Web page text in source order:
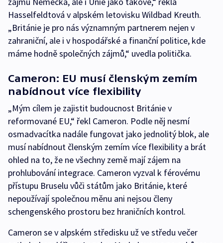
Hasselfeldtová v alpském letovisku Wildbad Kreuth.
„Británie je pro nás významným partnerem nejen v
zahraniční, ale i v hospodářské a finanční politice, kde
máme hodně společných zájmů,“ uvedla politička.
Cameron: EU musí členským zemím
nabídnout více flexibility
„Mým cílem je zajistit budoucnost Británie v
reformované EU,“ řekl Cameron. Podle něj nesmí
osmadvacítka nadále fungovat jako jednolitý blok, ale
musí nabídnout členským zemím více flexibility a brát
ohled na to, že ne všechny země mají zájem na
prohlubování integrace. Cameron vyzval k férovému
přístupu Bruselu vůči státům jako Británie, které
nepoužívají společnou měnu ani nejsou členy
schengenského prostoru bez hraničních kontrol.
Cameron se v alpském středisku už ve středu večer